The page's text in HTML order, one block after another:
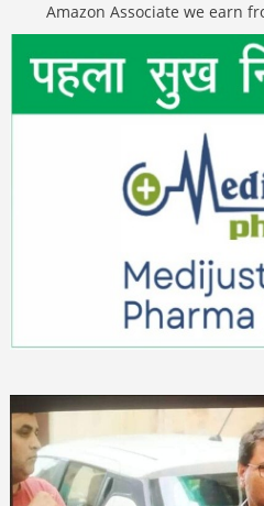
Amazon Associate we earn